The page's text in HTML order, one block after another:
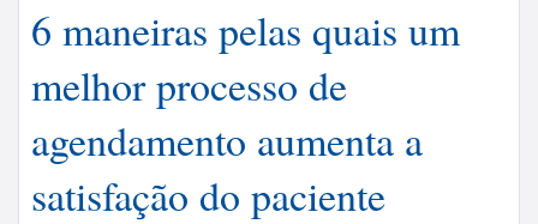
6 maneiras pelas quais um
melhor processo de
agendamento aumenta a
satisfação do paciente